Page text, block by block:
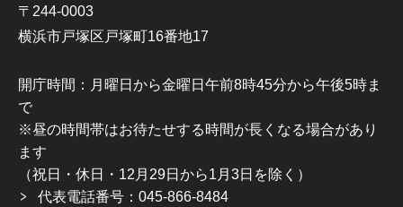
〒244-0003
横浜市戸塚区戸塚町16番地17
開庁時間：月曜日から金曜日午前8時45分から午後5時ま
で
※昼の時間帯はお待たせする時間が長くなる場合があり
ます
（祝日・休日・12月29日から1月3日を除く）
代表電話番号：045-866-8484